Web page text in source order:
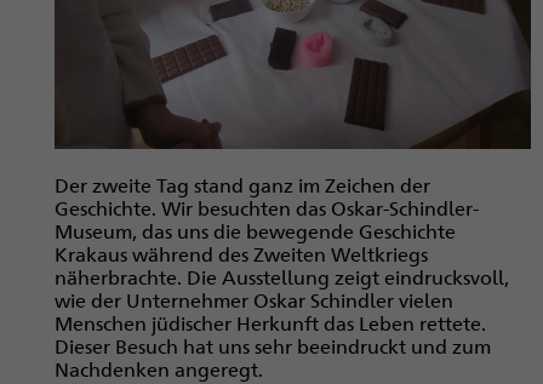
Der zweite Tag stand ganz im Zeichen der
Geschichte. Wir besuchten das Oskar-Schindler-
Museum, das uns die bewegende Geschichte
Krakaus während des Zweiten Weltkriegs
näherbrachte. Die Ausstellung zeigt eindrucksvoll,
wie der Unternehmer Oskar Schindler vielen
Menschen jüdischer Herkunft das Leben rettete.
Dieser Besuch hat uns sehr beeindruckt und zum
Nachdenken angeregt.